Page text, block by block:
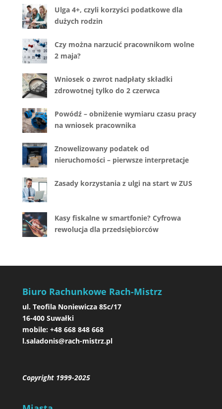
Ulga 4+, czyli korzyści podatkowe dla
dużych rodzin
Czy można narzucić pracownikom wolne
2 maja?
Wniosek o zwrot nadpłaty składki
zdrowotnej tylko do 2 czerwca
Powódź – obniżenie wymiaru czasu pracy
na wniosek pracownika
Znowelizowany podatek od
nieruchomości – pierwsze interpretacje
Zasady korzystania z ulgi na start w ZUS
Kasy fiskalne w smartfonie? Cyfrowa
rewolucja dla przedsiębiorców
Biuro Rachunkowe Rach-Mistrz
ul. Teofila Noniewicza 85c/17
16-400 Suwałki
mobile: +48 668 848 668
l.saladonis@rach-mistrz.pl
Copyright 1999-2025